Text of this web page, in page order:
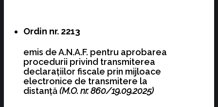
Ordin nr. 2213
emis de A.N.A.F. pentru aprobarea
procedurii privind transmiterea
declaraţiilor fiscale prin mijloace
electronice de transmitere la
distanţă(M.O. nr. 860/19.09.2025)